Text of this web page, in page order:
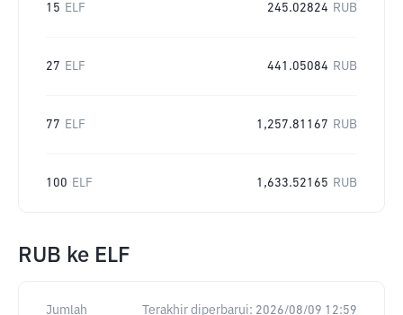
15 ELF 245.02824 RUB
27 ELF 441.05084 RUB
77 ELF 1,257.81167 RUB
100 ELF 1,633.52165 RUB
RUB ke ELF
Jumlah Terakhir diperbarui: 2026/08/09 12:59